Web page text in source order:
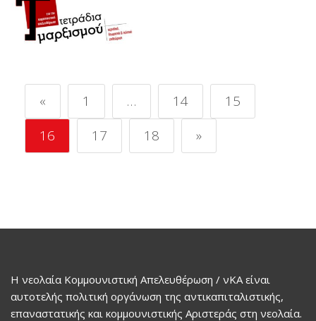
« 1 … 14
15
16
17 18 »
Η νεολαία Κομμουνιστική Απελευθέρωση / νΚΑ είναι
αυτοτελής πολιτική οργάνωση της αντικαπιταλιστικής,
επαναστατικής και κομμουνιστικής Αριστεράς στη νεολαία.